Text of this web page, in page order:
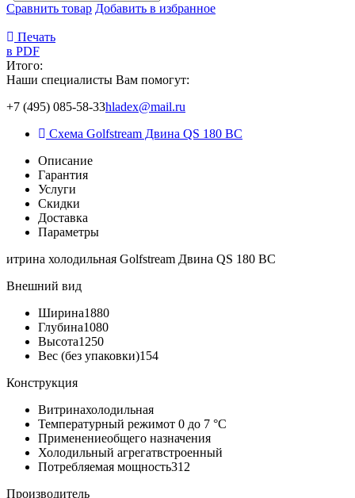
Сравнить товар Добавить в избранное
Печать
в PDF
Итого:
Наши специалисты Вам помогут:
+7 (495) 085-58-33hladex@mail.ru
Схема Golfstream Двина QS 180 ВС
Описание
Гарантия
Услуги
Скидки
Доставка
Параметры
итрина холодильная Golfstream Двина QS 180 ВС
Внешний вид
Ширина1880
Глубина1080
Высота1250
Вес (без упаковки)154
Конструкция
Витринахолодильная
Температурный режимот 0 до 7 °C
Применениеобщего назначения
Холодильный агрегатвстроенный
Потребляемая мощность312
Производитель